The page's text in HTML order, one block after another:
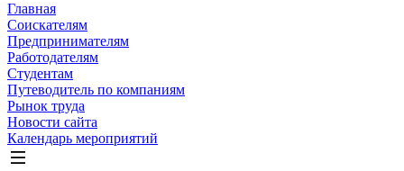
Главная
Соискателям
Предпринимателям
Работодателям
Студентам
Путеводитель по компаниям
Рынок труда
Новости сайта
Календарь мероприятий